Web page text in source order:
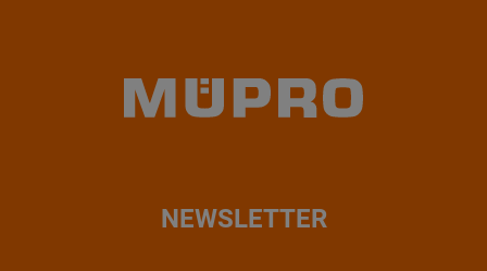
NEWSLETTER